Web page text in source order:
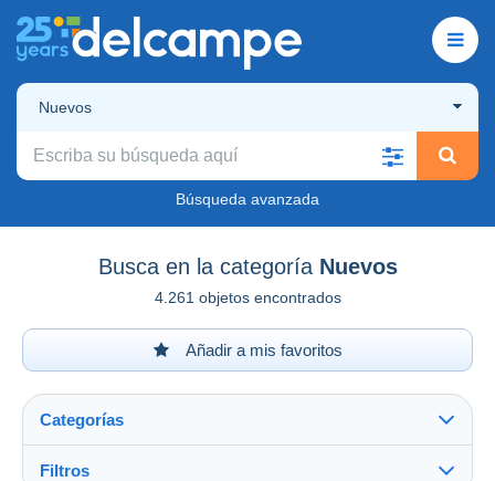
Nuevos
Búsqueda avanzada
Busca en la categoría Nuevos
4.261 objetos encontrados
Añadir a mis favoritos
Categorías
Filtros